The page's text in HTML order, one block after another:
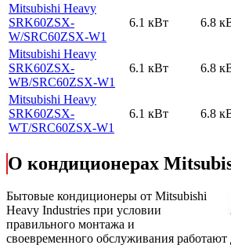
Mitsubishi Heavy
SRK60ZSX-
W/SRC60ZSX-W1
6.1 кВт 6.8
Mitsubishi Heavy
SRK60ZSX-
WB/SRC60ZSX-W1
6.1 кВт 6.8
Mitsubishi Heavy
SRK60ZSX-
WT/SRC60ZSX-W1
6.1 кВт 6.8
О кондиционерах
Бытовые кондиционеры от Mitsubishi
Heavy Industries при условии
правильного монтажа и
своевременного обслуживания работают